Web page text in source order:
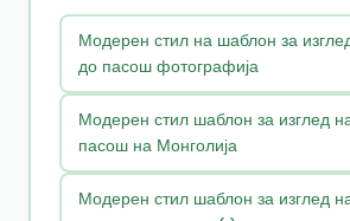
Модерен стил на шаблон за
до пасош фотографија
Модерен стил шаблон за изглед
пасош на Монголија
Модерен стил шаблон за изглед